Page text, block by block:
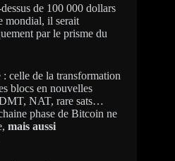
de 100 000 dollars
mondial, il serait
par le prisme du
celle de la transformation
blocs en nouvelles
NAT, rare sats…
phase de Bitcoin ne
mais aussi